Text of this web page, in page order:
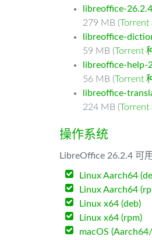
libreoffice-
279 MB (Torrent
libreoffice-
59 MB (Torrent
libreoffice-help-
56 MB (Torrent
libreoffice-
224 MB (Torrent
操作系统
LibreOffice 26.2.4 可
Linux Aarch64
Linux Aarch64
Linux x64 (deb)
Linux x64 (rpm)
macOS